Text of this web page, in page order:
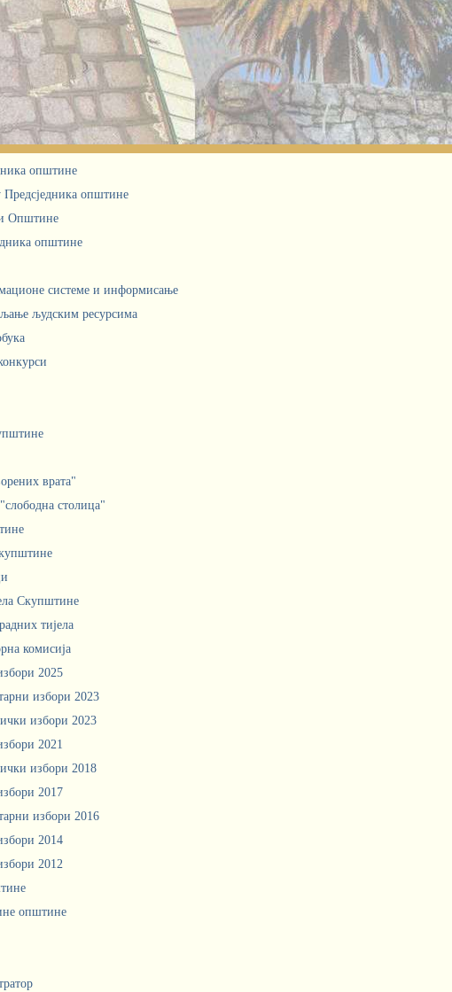
општине
Предсједника општине
Општине
oпштине
системе и информисање
људским ресурсима
врата"
столица"
Скупштине
тијела
комисија
2025
избори 2023
избори 2023
2021
избори 2018
2017
избори 2016
2014
2012
општине